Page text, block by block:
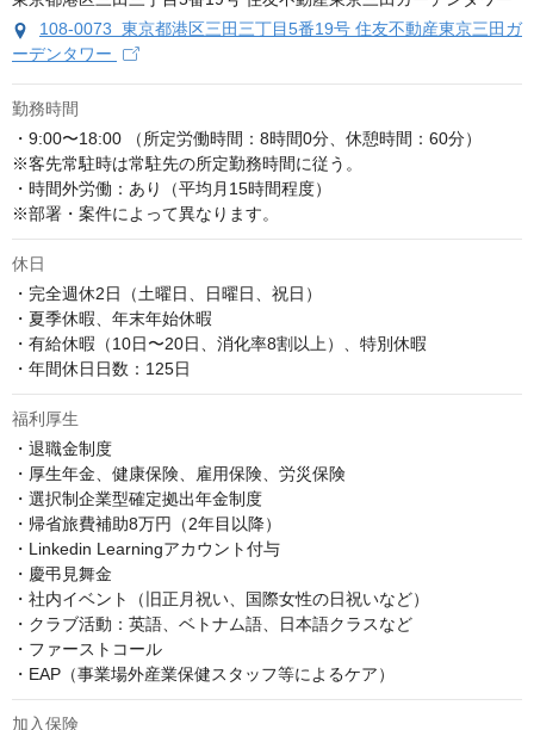
108-0073 東京都港区三田三丁目5番19号 住友不動産東京三田ガ
ーデンタワー
勤務時間
・9:00〜18:00 （所定労働時間：8時間0分、休憩時間：60分）
※客先常駐時は常駐先の所定勤務時間に従う。
・時間外労働：あり（平均月15時間程度）
※部署・案件によって異なります。
休日
・完全週休2日（土曜日、日曜日、祝日）
・夏季休暇、年末年始休暇
・有給休暇（10日〜20日、消化率8割以上）、特別休暇
・年間休日日数：125日
福利厚生
・退職金制度
・厚生年金、健康保険、雇用保険、労災保険
・選択制企業型確定拠出年金制度
・帰省旅費補助8万円（2年目以降）
・Linkedin Learningアカウント付与
・慶弔見舞金
・社内イベント（旧正月祝い、国際女性の日祝いなど）
・クラブ活動：英語、ベトナム語、日本語クラスなど
・ファーストコール
・EAP（事業場外産業保健スタッフ等によるケア）
加入保険